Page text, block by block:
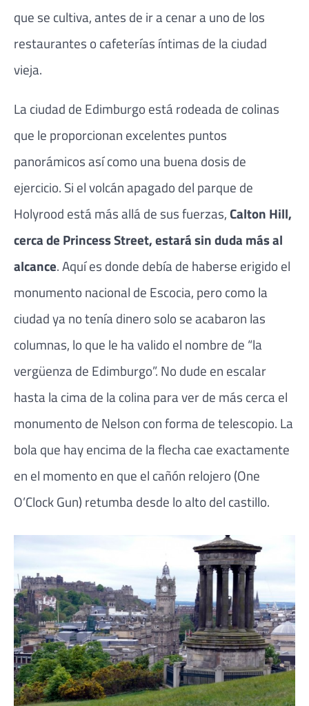
que se cultiva, antes de ir a cenar a uno de los
restaurantes o cafeterías íntimas de la ciudad
vieja.
La ciudad de Edimburgo está rodeada de colinas
que le proporcionan excelentes puntos
panorámicos así como una buena dosis de
ejercicio. Si el volcán apagado del parque de
Holyrood está más allá de sus fuerzas, Calton Hill,
cerca de Princess Street, estará sin duda más al
alcance. Aquí es donde debía de haberse erigido el
monumento nacional de Escocia, pero como la
ciudad ya no tenía dinero solo se acabaron las
columnas, lo que le ha valido el nombre de “la
vergüenza de Edimburgo”. No dude en escalar
hasta la cima de la colina para ver de más cerca el
monumento de Nelson con forma de telescopio. La
bola que hay encima de la flecha cae exactamente
en el momento en que el cañón relojero (One
O’Clock Gun) retumba desde lo alto del castillo.